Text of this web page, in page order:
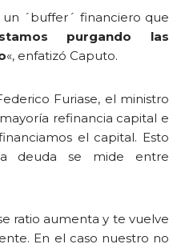
´buffer´ financiero que
purgando las
«, enfatizó Caputo.
Furiase, el ministro
refinancia capital e
el capital. Esto
deuda se mide entre
ratio aumenta y te vuelve
En el caso nuestro no